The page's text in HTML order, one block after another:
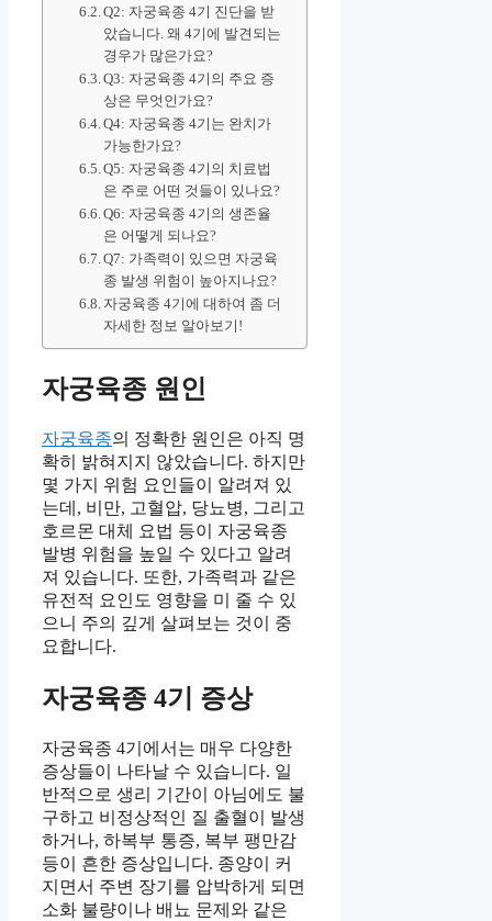
Q2: 자궁육종 4기 진단을 받
았습니다. 왜 4기에 발견되는
경우가 많은가요?
Q3: 자궁육종 4기의 주요 증
상은 무엇인가요?
Q4: 자궁육종 4기는 완치가
가능한가요?
Q5: 자궁육종 4기의 치료법
은 주로 어떤 것들이 있나요?
Q6: 자궁육종 4기의 생존율
은 어떻게 되나요?
Q7: 가족력이 있으면 자궁육
종 발생 위험이 높아지나요?
자궁육종 4기에 대하여 좀 더
자세한 정보 알아보기!
자궁육종 원인
자궁육종의 정확한 원인은 아직 명
확히 밝혀지지 않았습니다. 하지만
몇 가지 위험 요인들이 알려져 있
는데, 비만, 고혈압, 당뇨병, 그리고
호르몬 대체 요법 등이 자궁육종
발병 위험을 높일 수 있다고 알려
져 있습니다. 또한, 가족력과 같은
유전적 요인도 영향을 미 줄 수 있
으니 주의 깊게 살펴보는 것이 중
요합니다.
자궁육종 4기 증상
자궁육종 4기에서는 매우 다양한
증상들이 나타날 수 있습니다. 일
반적으로 생리 기간이 아님에도 불
구하고 비정상적인 질 출혈이 발생
하거나, 하복부 통증, 복부 팽만감
등이 흔한 증상입니다. 종양이 커
지면서 주변 장기를 압박하게 되면
소화 불량이나 배뇨 문제와 같은